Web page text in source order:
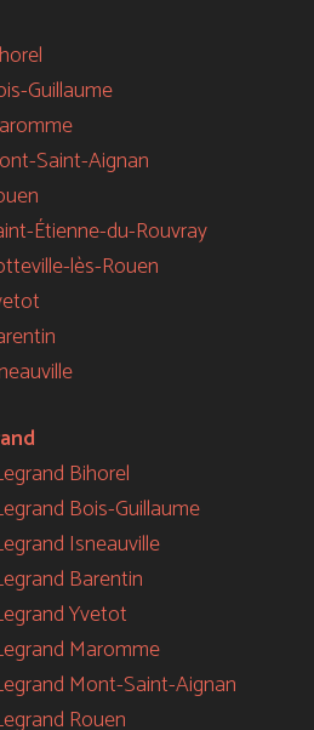
Guillaume
Saint-Aignan
Étienne-du-Rouvray
lès-Rouen
Bihorel
Bois-Guillaume
Isneauville
Barentin
Yvetot
Maromme
Mont-Saint-Aignan
Rouen